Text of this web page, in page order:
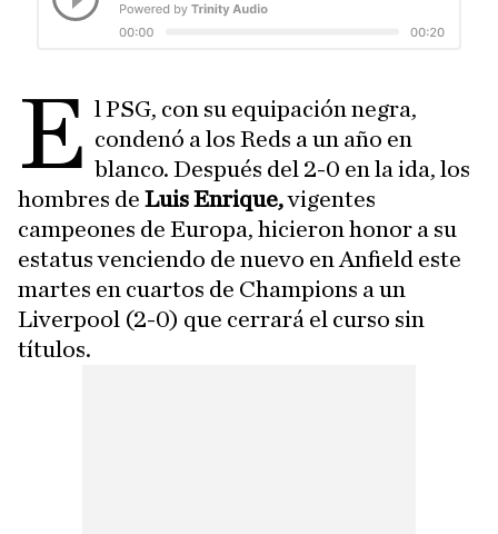
E l PSG, con su equipación negra,
condenó a los Reds a un año en
blanco. Después del 2-0 en la ida, los
hombres de Luis Enrique,vigentes
campeones de Europa, hicieron honor a su
estatus venciendo de nuevo en Anfield este
martes en cuartos de Champions a un
Liverpool (2-0) que cerrará el curso sin
títulos.